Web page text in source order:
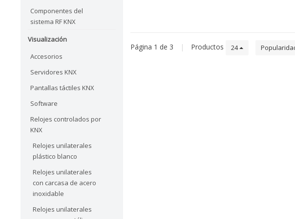
Componentes del
sistema RF KNX
Visualización
Accesorios
Servidores KNX
Pantallas táctiles KNX
Software
Relojes controlados por
KNX
Relojes unilaterales
plástico blanco
Relojes unilaterales
con carcasa de acero
inoxidable
Relojes unilaterales
Página 1 de 3 | Productos 24